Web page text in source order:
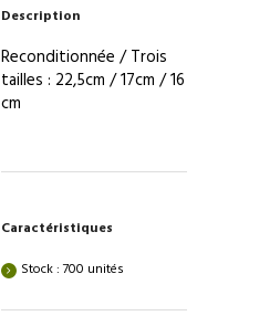
rouge
3
dimensions
Description
Reconditionnée / Trois
tailles : 22,5cm / 17cm / 16
cm
Caractéristiques
Stock : 700 unités